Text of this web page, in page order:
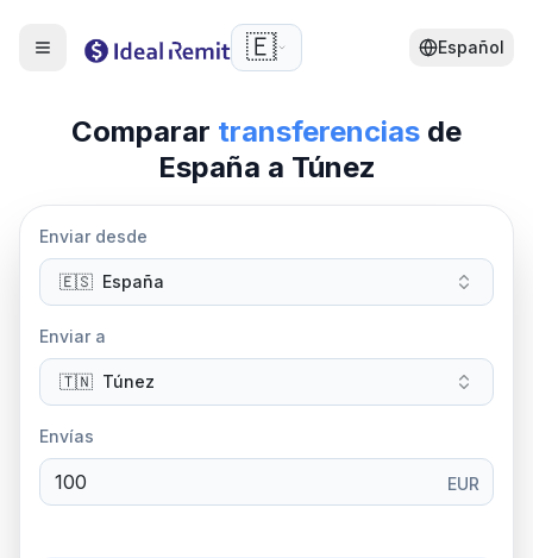
🇪🇸 Español
Comparar transferencias de
España a Túnez
Enviar desde
🇪🇸 España
Enviar a
🇹🇳 Túnez
Envías
EUR